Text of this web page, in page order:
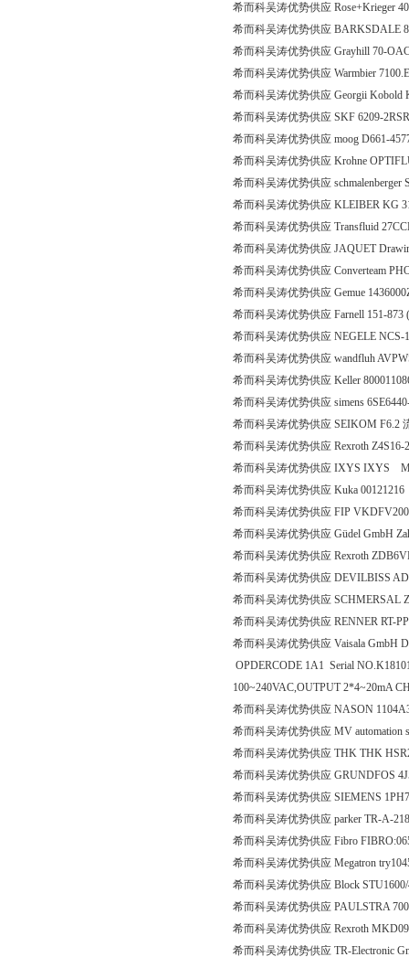
希而科吴涛优势供应 Rose+Krieger
希而科吴涛优势供应 BARKSDALE
希而科吴涛优势供应 Grayhill 70-
希而科吴涛优势供应 Warmbier
希而科吴涛优势供应 Georgii Kobold
希而科吴涛优势供应 SKF 6209-
希而科吴涛优势供应 moog D661-
希而科吴涛优势供应 Krohne
希而科吴涛优势供应
希而科吴涛优势供应 KLEIBER KG
希而科吴涛优势供应 Transfluid
希而科吴涛优势供应 JAQUET
希而科吴涛优势供应 Converteam
希而科吴涛优势供应 Gemue
希而科吴涛优势供应 Farnell 151-873
希而科吴涛优势供应 NEGELE
希而科吴涛优势供应 wandfluh
希而科吴涛优势供应 Keller
希而科吴涛优势供应 simens
希而科吴涛优势供应 SEIKOM F6.2
希而科吴涛优势供应 Rexroth Z4S16-
希而科吴涛优势供应 IXYS IXYS
希而科吴涛优势供应 Kuka 00121216
希而科吴涛优势供应 FIP
希而科吴涛优势供应 Güdel GmbH
希而科吴涛优势供应 Rexroth
希而科吴涛优势供应 DEVILBISS
希而科吴涛优势供应 SCHMERSAL
希而科吴涛优势供应 RENNER RT-
希而科吴涛优势供应 Vaisala GmbH
OPDERCODE 1A1 Serial
100~240VAC,OUTPUT 2*4~20mA
希而科吴涛优势供应 NASON
希而科吴涛优势供应 MV automation
希而科吴涛优势供应 THK THK
希而科吴涛优势供应 GRUNDFOS
希而科吴涛优势供应 SIEMENS
希而科吴涛优势供应 parker TR-A-
希而科吴涛优势供应 Fibro
希而科吴涛优势供应 Megatron
希而科吴涛优势供应 Block
希而科吴涛优势供应 PAULSTRA
希而科吴涛优势供应 Rexroth
希而科吴涛优势供应 TR-Electronic